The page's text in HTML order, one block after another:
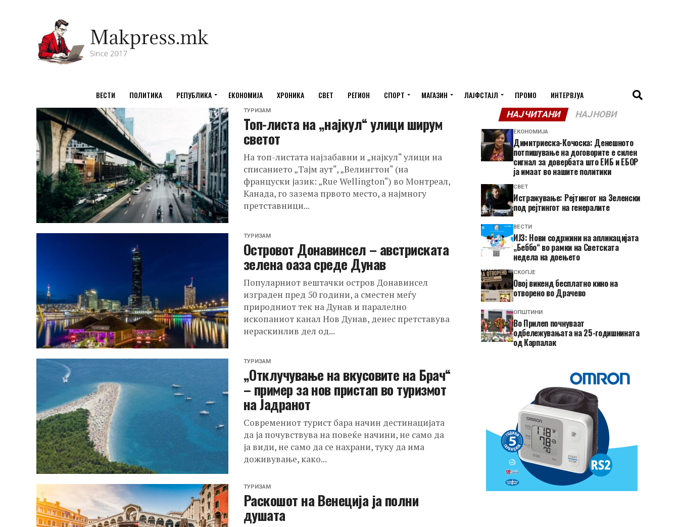
ВЕСТИ ПОЛИТИКА РЕПУБЛИКА ЕКОНОМИЈА ХРОНИКА СВЕТ РЕГИОН СПОРТ МАГАЗИН ЛАЈФСТАЈЛ ПРОМО ИНТЕРВЈУА
ТУРИЗАМ
Топ-листа на „најкул“ улици ширум
светот
На топ-листата најзабавни и „најкул“ улици на
списанието „Тајм аут“, „Велингтон“ (на
француски јазик: „Rue Wellington“) во Монтреал,
Канада, го зазема првото место, а најмногу
претставници...
ТУРИЗАМ
Островот Донавинсел – австриската
зелена оаза среде Дунав
Популарниот вештачки остров Донавинсел
изграден пред 50 години, а сместен меѓу
природниот тек на Дунав и паралелно
ископаниот канал Нов Дунав, денес претставува
нераскинлив дел од...
ТУРИЗАМ
„Отклучување на вкусовите на Брач“
– пример за нов пристап во туризмот
на Јадранот
Современиот турист бара начин дестинацијата
да ја почувствува на повеќе начини, не само да
ја види, не само да се нахрани, туку да има
доживување, како...
ТУРИЗАМ
Раскошот на Венеција ја полни
душата
НАЈЧИТАНИ НАЈНОВИ
ЕКОНОМИЈА
Димитриеска-Кочоска: Денешното
потпишување на договорите е силен
сигнал за довербата што ЕИБ и ЕБОР
ја имаат во нашите политики
СВЕТ
Истражување: Рејтингот на Зеленски
под рејтингот на генералите
ВЕСТИ
ИЈЗ: Нови содржини на апликацијата
„Беббо“ во рамки на Светската
недела на доењето
СКОПЈЕ
​Овој викенд бесплатно кино на
отворено во Драчево
ОПШТИНИ
Во Прилеп почнуваат
одбележувањата на 25-годишнината
од Карпалак